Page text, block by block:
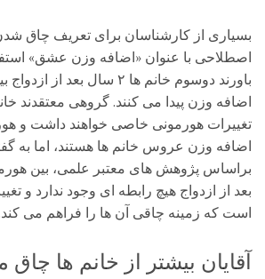
بسیاری از کارشناسان برای تعریف چاق شدن
اصطلاحی با عنوان «اضافه وزن عشق»
اضافه وزن پیدا می کنند. گروهی معتقدند
تغییرات هورمونی خاصی خواهند داشت و
اضافه وزن عروس خانم ها هستند، اما به
براساس پژوهش های معتبر علمی، بین
بعد از ازدواج هیچ رابطه ای وجود ندارد و
است که زمینه چاقی آن ها را فراهم می
آقایان بیشتر از خانم ها